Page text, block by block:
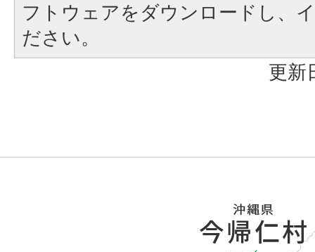
フトウェアをダウンロードし、
ださい。
更新